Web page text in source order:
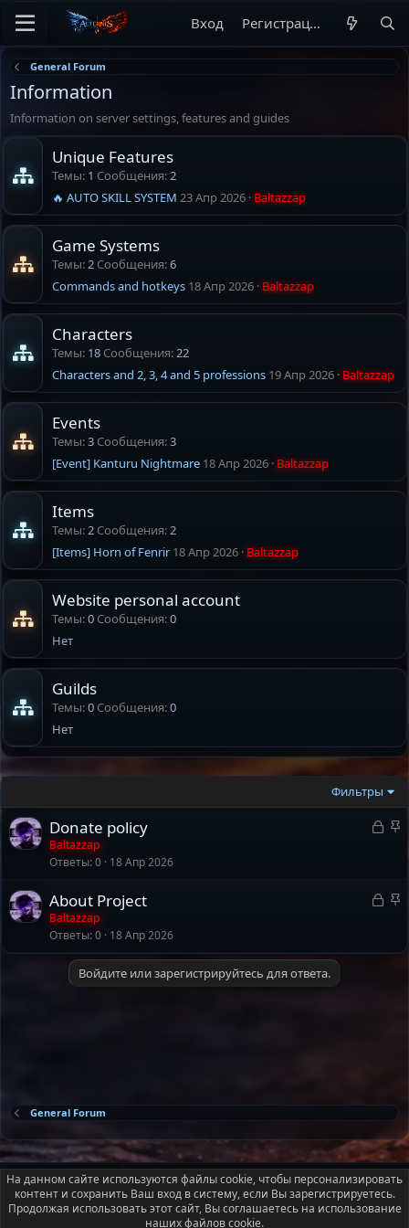
Вход Регистрация
General Forum
Information
Information on server settings, features and guides
Unique Features
Темы 1 Сообщения 2
🔥 AUTO SKILL SYSTEM 23 Апр 2026 Baltazzap
Game Systems
Темы 2 Сообщения 6
Commands and hotkeys 18 Апр 2026 Baltazzap
Characters
Темы 18 Сообщения 22
Characters and 2, 3, 4 and 5 professions 19 Апр 2026 Baltazzap
Events
Темы 3 Сообщения 3
[Event] Kanturu Nightmare 18 Апр 2026 Baltazzap
Items
Темы 2 Сообщения 2
[Items] Horn of Fenrir 18 Апр 2026 Baltazzap
Website personal account
Темы 0 Сообщения 0
Нет
Guilds
Темы 0 Сообщения 0
Нет
Фильтры
З
ы
З
е
е
Donate policy
Baltazzap
Ответы 0 18 Апр 2026
З
р
З
р
About Project
Baltazzap
Ответы 0 18 Апр 2026
Войдите или зарегистрируйтесь для ответа.
General Forum
Russian (RU)
Условия и правила
Политика конфиденциальности
Помощь
Главная
На данном сайте используются файлы cookie, чтобы персонализировать
контент и сохранить Ваш вход в систему, если Вы зарегистрируетесь.
Продолжая использовать этот сайт, Вы соглашаетесь на использование
наших файлов cookie.